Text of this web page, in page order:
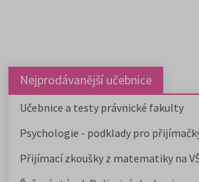
Nejprodávanější učebnice
Učebnice a testy právnické fakulty
Psychologie - podklady pro
Přijímací zkoušky z matematiky na